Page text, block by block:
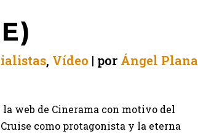
, Vídeo por Ángel Plana
web de Cinerama con motivo del
como protagonista y la eterna